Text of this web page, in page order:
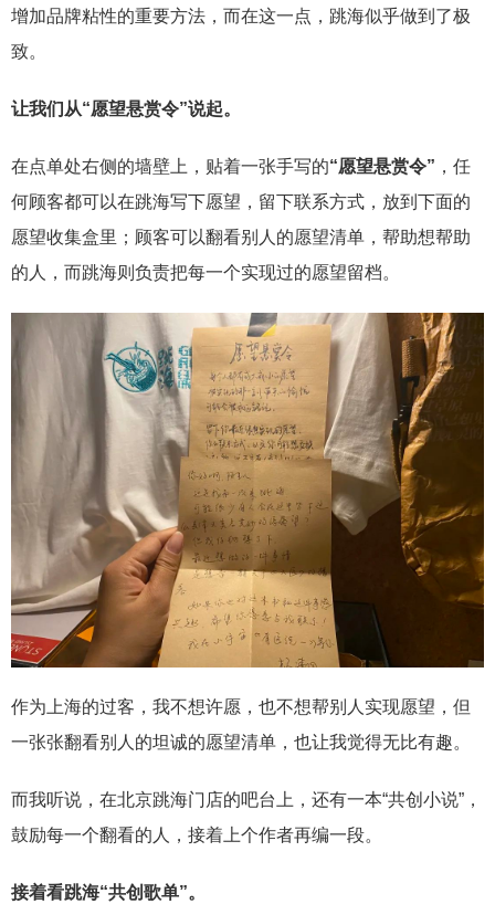
增加品牌粘性的重要方法，而在这一点，跳海似乎做到了极
致。
让我们从“愿望悬赏令”说起。
在点单处右侧的墙壁上，贴着一张手写的“愿望悬赏令” ，任
何顾客都可以在跳海写下愿望，留下联系方式，放到下面的
愿望收集盒里；顾客可以翻看别人的愿望清单，帮助想帮助
的人，而跳海则负责把每一个实现过的愿望留档。
作为上海的过客，我不想许愿，也不想帮别人实现愿望，但
一张张翻看别人的坦诚的愿望清单，也让我觉得无比有趣。
而我听说，在北京跳海门店的吧台上，还有一本“共创小说”，
鼓励每一个翻看的人，接着上个作者再编一段。
接着看跳海“共创歌单”。